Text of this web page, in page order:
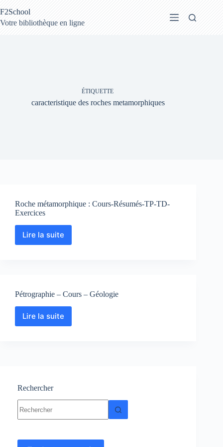
au
contenu
F2School
Votre bibliothèque en ligne
ÉTIQUETTE
caracteristique des roches metamorphiques
Roche métamorphique : Cours-Résumés-TP-TD-
Exercices
Lire la suite
Roche
TD-
Exercices
Pétrographie – Cours – Géologie
Lire la suitePétrographie
–
Rechercher
résultat